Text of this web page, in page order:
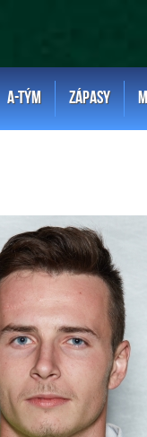
A-TÝM ZÁPASY